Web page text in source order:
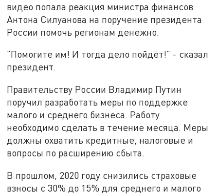
видео попала реакция министра финансов
Антона Силуанова на поручение президента
России помочь регионам денежно.
"Помогите им! И тогда дело пойдёт!" - сказал
президент.
Правительству России Владимир Путин
поручил разработать меры по поддержке
малого и среднего бизнеса. Работу
необходимо сделать в течение месяца. Меры
должны охватить кредитные, налоговые и
вопросы по расширению сбыта.
В прошлом, 2020 году снизились страховые
взносы с 30% до 15% для среднего и малого